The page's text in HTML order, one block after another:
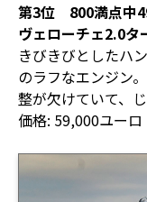
第3位 800満点中
ヴェローチェ2.0タ
きびきびとしたハ
のラフなエンジン
整が欠けていて、
価格: 59,000ユー